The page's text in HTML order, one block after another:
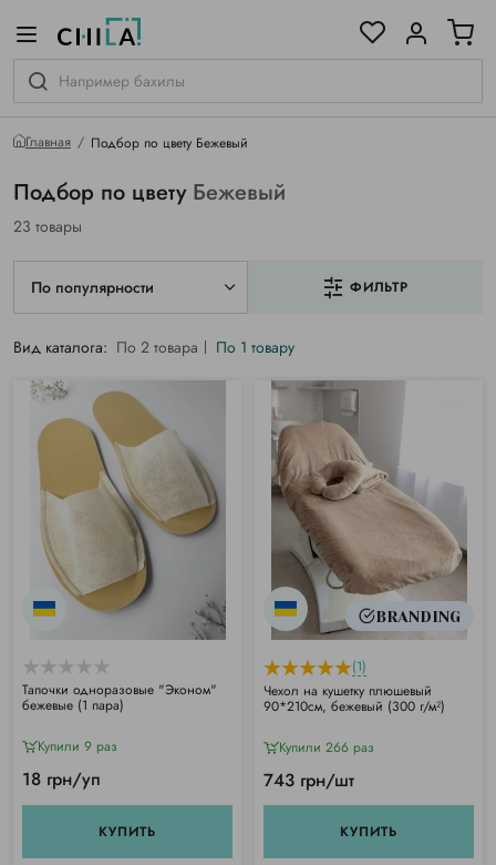
Главная Подбор по цвету Бежевый
Подбор по цвету Бежевый
23 товары
По популярности ФИЛЬТР
Вид каталога: По 2 товара По 1 товару
Тапочки одноразовые "Эконом"
бежевые (1 пара)
Купили 9 раз
18 грн/уп
КУПИТЬ
BRANDING
(1)
Чехол на кушетку плюшевый
90*210см, бежевый (300 г/м²)
Купили 266 раз
743 грн/шт
КУПИТЬ
гамме